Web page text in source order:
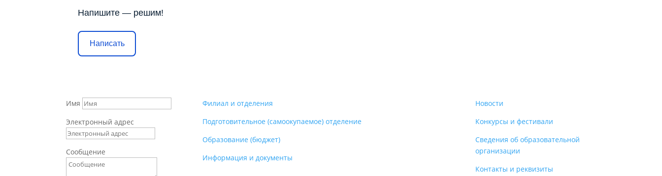
Напишите — решим!
Написать
Имя
Электронный адрес
Сообщение
Филиал и отделения
Подготовительное (самоокупаемое) отделение
Образование (бюджет)
Информация и документы
Новости
Конкурсы и фестивали
Сведения об образовательной
организации
Контакты и реквизиты